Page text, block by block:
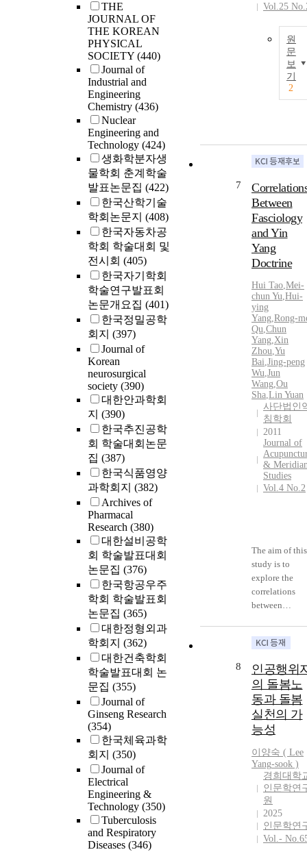
THE
JOURNAL OF
THE KOREAN
PHYSICAL
SOCIETY (440)
Journal of
Industrial and
Engineering
Chemistry (436)
Nuclear
Engineering and
Technology (424)
생화학분자생
물학회 춘계학술
발표논문집 (422)
한국산학기술
학회논문지 (408)
한국자동차공
학회 학술대회 및
전시회 (405)
한국자기학회
학술연구발표회
논문개요집 (401)
한국정밀공학
회지 (397)
Journal of
Korean
neurosurgical
society (390)
대한안과학회
지 (390)
한국추진공학
회 학술대회논문
집 (387)
한국식품영양
과학회지 (382)
Archives of
Pharmacal
Research (380)
대한설비공학
회 학술발표대회
논문집 (376)
한국항공우주
학회 학술발표회
논문집 (365)
대한정형외과
학회지 (362)
대한건축학회
학술발표대회 논
문집 (355)
Journal of
Ginseng Research
(354)
한국체육과학
회지 (350)
Journal of
Electrical
Engineering &
Technology (350)
Tuberculosis
and Respiratory
Diseases (346)
Vol.25
원
문
보
기
2
7
Between
Fasciology
and Yin
Yang
Doctrine
Hui Tao,Mei-
chun Yu,Hui-
ying
Yang,Rong-
Qu,Chun
Yang,Xin
Zhou,Yu
Bai,Jing-peng
Wu,Jun
Wang,Ou
Sha,Lin Yuan
사단법인
침학회
2011
Journal of
&
Studies
Vol.4 No.2
The aim of this
study is to
explore the
correlations
between
doctrine.
developed
fasciology by
three-
dimensional
reconstruction
tissue (fascia)
the trunk and
limbs of the
human body
and tracing
back to tissue
origins in light
8
인공행위
의 돌봄노
동과 돌봄
실천의 가
능성
이양숙 ( Lee
Yang-sook )
경희대학
인문학연
원
2025
인문학연
Vol.-